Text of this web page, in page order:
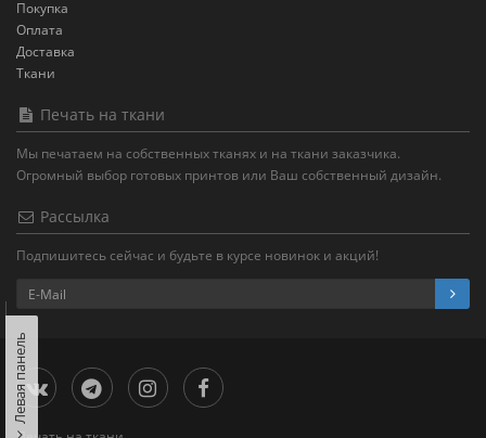
Покупка
Оплата
Доставка
Ткани
Печать на ткани
Мы печатаем на собственных тканях и на ткани заказчика.
Огромный выбор готовых принтов или Ваш собственный дизайн.
Рассылка
Подпишитесь сейчас и будьте в курсе новинок и акций!
Левая панель